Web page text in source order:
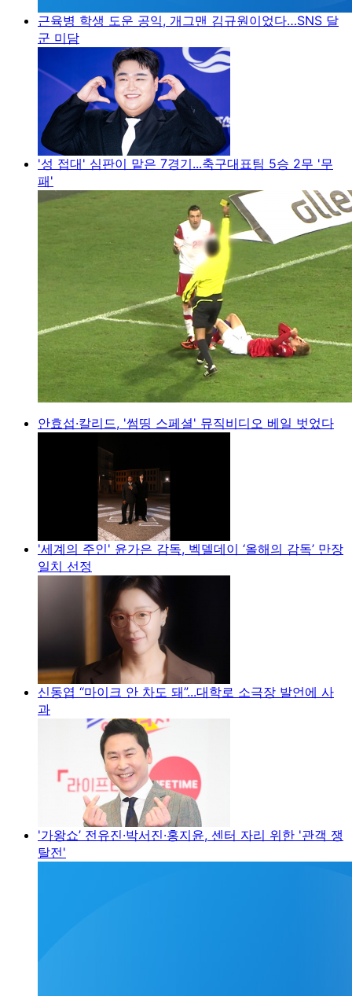
근육병 학생 도운 공익, 개그맨 김규원이었다…SNS 달
군 미담
'성 접대' 심판이 맡은 7경기...축구대표팀 5승 2무 '무
패'
안효섭·칼리드, '썸띵 스페셜' 뮤직비디오 베일 벗었다
'세계의 주인' 윤가은 감독, 벡델데이 ‘올해의 감독’ 만장
일치 선정
신동엽 “마이크 안 차도 돼”...대학로 소극장 발언에 사
과
'가왕쇼’ 전유진·박서진·홍지윤, 센터 자리 위한 '관객 쟁
탈전'